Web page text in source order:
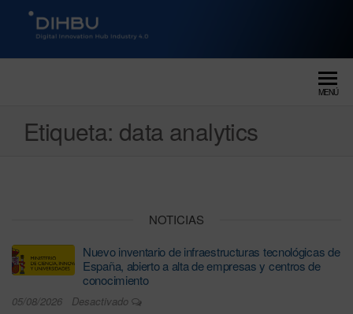
DIGITAL INNOVATION HUB
MENÚ
Etiqueta: data analytics
NOTICIAS
Nuevo inventario de infraestructuras tecnológicas de
España, abierto a alta de empresas y centros de
conocimiento
05/08/2026 Desactivado